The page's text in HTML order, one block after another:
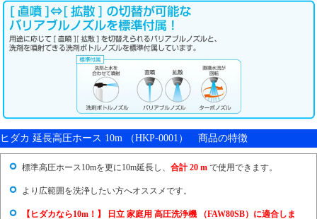
ヒダカ 延長高圧ホース 10m （HKP-0001） 商品の特徴
標準高圧ホース10mを更に10m延長し、 合計 20 m で使用できます。
より広範囲を洗浄したい方へオススメです。
【ヒダカなら10m！】 日立 家庭用 高圧洗浄機 （FAW80SB）に適合しま